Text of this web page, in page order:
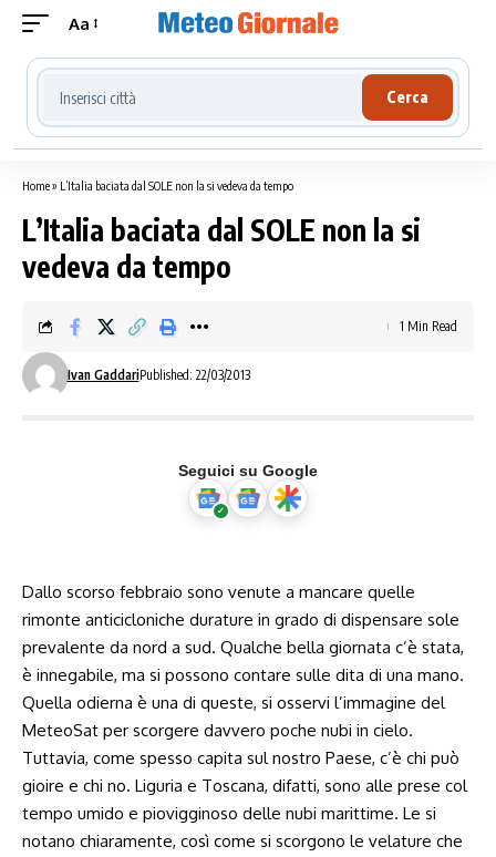
Aa
Cerca località meteo
Cerca
Home» L’Italia baciata dal SOLE non la si vedeva da tempo
L’Italia baciata dal SOLE non la si
vedeva da tempo
Ivan GaddariPublished: 22/03/2013
1 Min Read
Seguici su Google
Dallo scorso febbraio sono venute a mancare quelle
rimonte anticicloniche durature in grado di dispensare sole
prevalente da nord a sud. Qualche bella giornata c’è stata,
è innegabile, ma si possono contare sulle dita di una mano.
Quella odierna è una di queste, si osservi l’immagine del
MeteoSat per scorgere davvero poche nubi in cielo.
Tuttavia, come spesso capita sul nostro Paese, c’è chi può
gioire e chi no. Liguria e Toscana, difatti, sono alle prese col
tempo umido e piovigginoso delle nubi marittime. Le si
notano chiaramente, così come si scorgono le velature che